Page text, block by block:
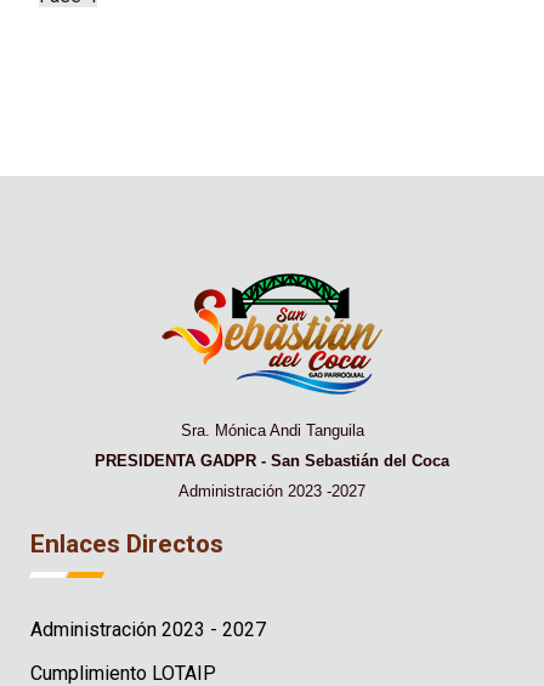
Sra. Mónica Andi Tanguila
PRESIDENTA GADPR - San Sebastián del Coca
Administración 2023 -2027
Enlaces Directos
Administración 2023 - 2027
Cumplimiento LOTAIP